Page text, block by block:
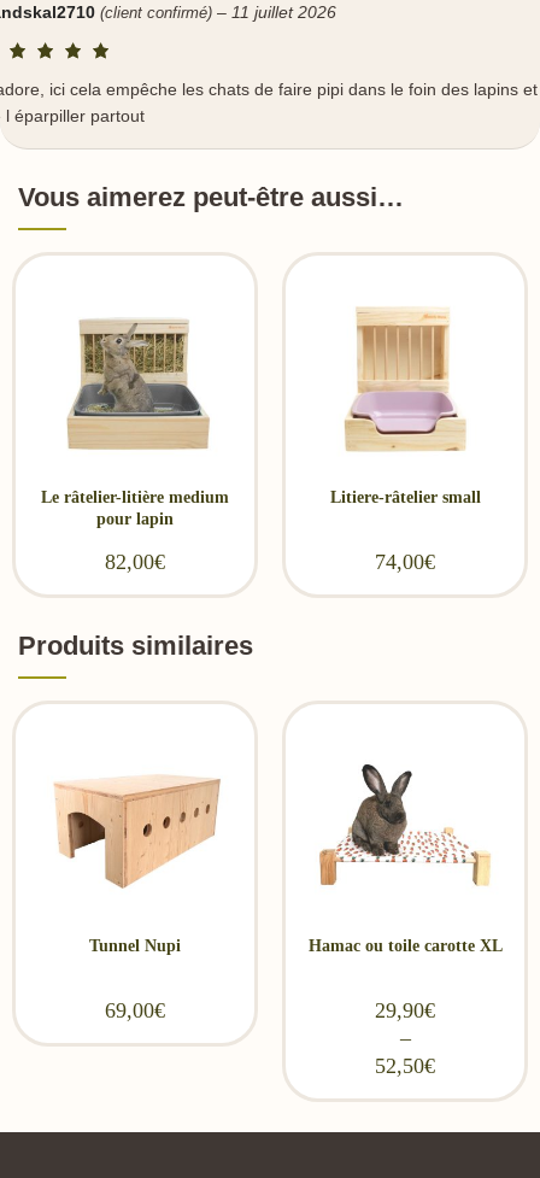
(client confirmé) – 11 juillet 2026
ici cela empêche les chats de faire pipi dans le foin des lapins et
l éparpiller partout
Vous aimerez peut-être aussi…
Le râtelier-litière medium
pour lapin
82,00€
Litiere-râtelier small
74,00€
Produits similaires
Tunnel Nupi
69,00€
Hamac ou toile carotte XL
29,90€
–
52,50€
Price range: 29,90€